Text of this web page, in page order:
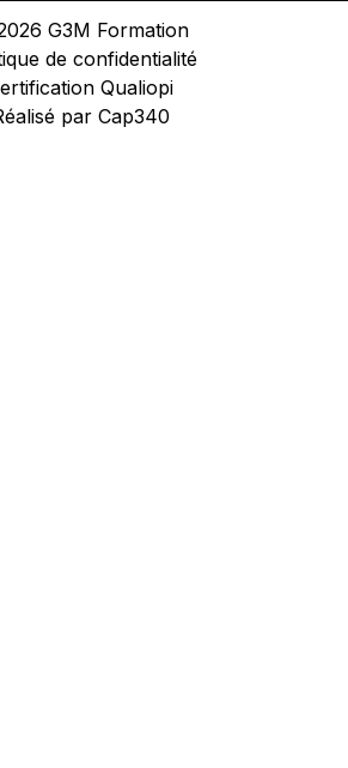
G3M Formation
de confidentialité
Qualiopi
par Cap340